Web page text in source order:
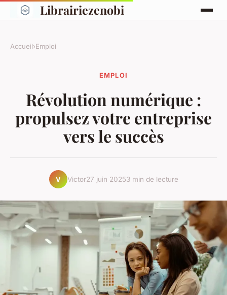
Librairiezenobi
Accueil›Emploi
EMPLOI
Révolution numérique :
propulsez votre entreprise
vers le succès
V Victor27 juin 20253 min de lecture